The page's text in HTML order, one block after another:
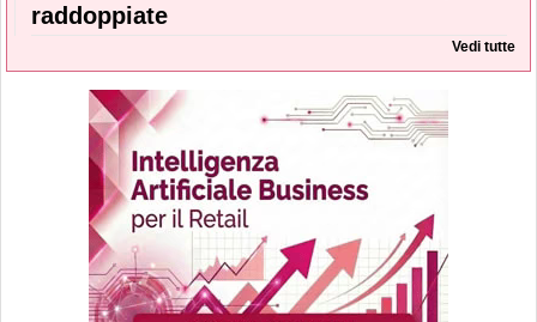
raddoppiate
Vedi tutte